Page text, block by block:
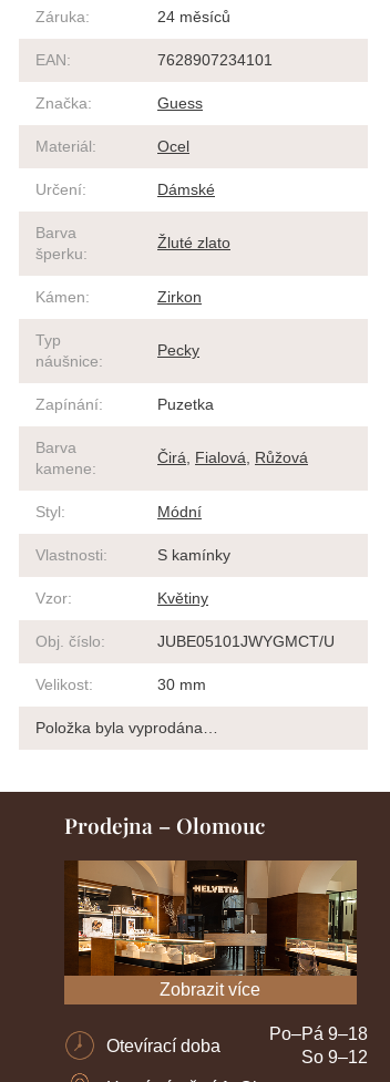
Záruka: 24 měsíců
EAN: 7628907234101
Značka: Guess
Materiál: Ocel
Určení: Dámské
Barva
šperku:
Žluté zlato
Kámen: Zirkon
Typ
náušnice:
Pecky
Zapínání: Puzetka
Barva
kamene:
Čirá, Fialová, Růžová
Styl: Módní
Vlastnosti: S kamínky
Vzor: Květiny
Obj. číslo: JUBE05101JWYGMCT/U
Velikost: 30 mm
Položka byla vyprodána…
Prodejna – Olomouc
Zobrazit více
Otevírací doba
Po–Pá 9–18
So 9–12